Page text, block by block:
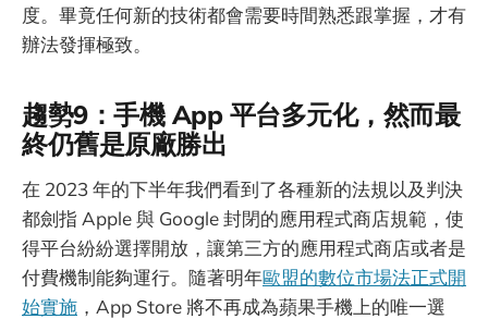
度。畢竟任何新的技術都會需要時間熟悉跟掌握，才有
辦法發揮極致。
趨勢9：手機 App 平台多元化，然而最
終仍舊是原廠勝出
在 2023 年的下半年我們看到了各種新的法規以及判決
都劍指 Apple 與 Google 封閉的應用程式商店規範，使
得平台紛紛選擇開放，讓第三方的應用程式商店或者是
付費機制能夠運行。隨著明年歐盟的數位市場法正式開
始實施 ，App Store 將不再成為蘋果手機上的唯一選